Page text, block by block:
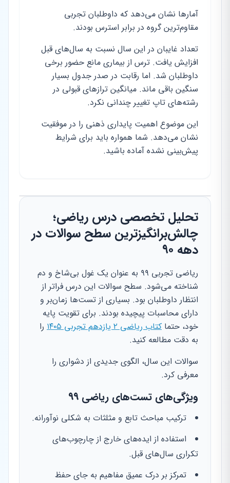
آمارها نشان می‌دهد که داوطلبان تجربی
مقاوم‌ترین گروه در برابر استرس بودند.
تعداد غایبان در این سال نسبت به سال‌های قبل
افزایش یافت. ترس از بیماری مانع حضور برخی
داوطلبان شد. اما رقابت در صدر جدول بسیار
سنگین باقی ماند. میانگین ترازهای قبولی در
رشته‌های تاپ تغییر چندانی نکرد.
این موضوع اهمیت پایداری ذهنی را در موفقیت
نشان می‌دهد. شما همواره باید برای شرایط
پیش‌بینی نشده آماده باشید.
تحلیل تخصصی درس ریاضی؛
چالش‌برانگیزترین سطح سوالات در
دهه ۹۰
ریاضی تجربی ۹۹ به عنوان یک غول بی‌شاخ و دم
شناخته می‌شود. سطح سوالات این درس فراتر از
انتظار داوطلبان بود. بسیاری از تست‌ها زمان‌بر و
دارای محاسبات پیچیده بودند. برای تقویت پایه
خود، حتما کتاب ریاضی ۲ یازدهم تجربی ۱۴۰۵
را
به دقت مطالعه کنید.
سوالات این سال، الگوی جدیدی از دشواری را
معرفی کرد.
ویژگی‌های تست‌های ریاضی ۹۹
ترکیب مباحث تابع و مثلثات به شکلی نوآورانه.
استفاده از ایده‌های خارج از چارچوب‌های
تکراری سال‌های قبل.
تمرکز بر درک عمیق مفاهیم به جای حفظ